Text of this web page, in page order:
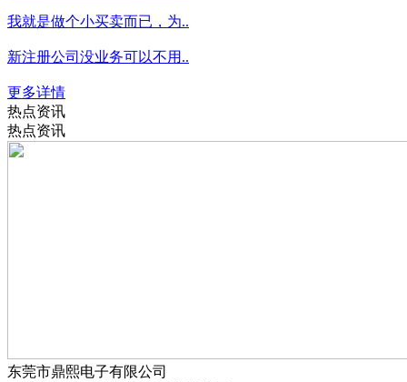
我就是做个小买卖而已，为..
新注册公司没业务可以不用..
更多详情
热点资讯
热点资讯
东莞市鼎熙电子有限公司